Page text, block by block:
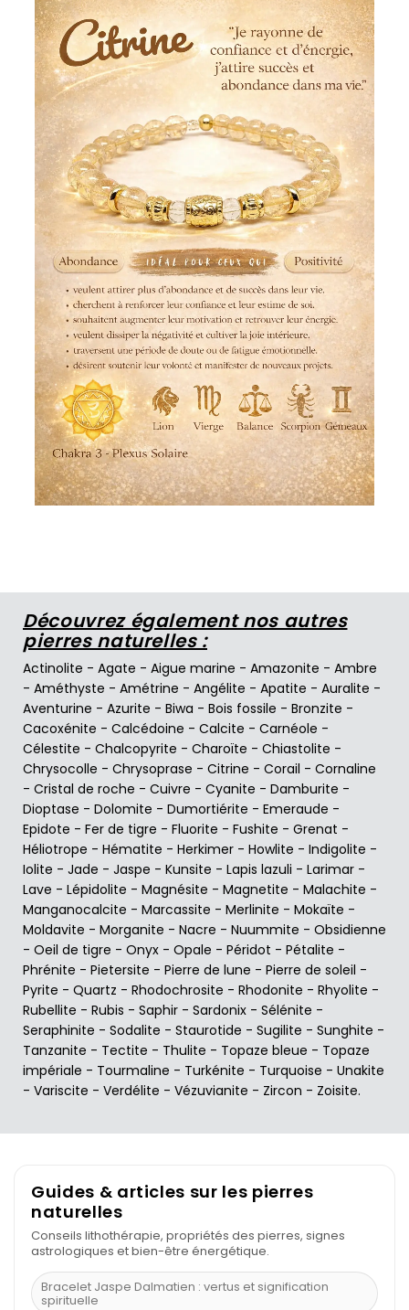
Découvrez également nos autres
pierres naturelles :
Actinolite - Agate - Aigue marine - Amazonite - Ambre
- Améthyste - Amétrine - Angélite - Apatite - Auralite -
Aventurine - Azurite - Biwa - Bois fossile - Bronzite -
Cacoxénite - Calcédoine - Calcite - Carnéole -
Célestite - Chalcopyrite - Charoïte - Chiastolite -
Chrysocolle - Chrysoprase - Citrine - Corail - Cornaline
- Cristal de roche - Cuivre - Cyanite - Damburite -
Dioptase - Dolomite - Dumortiérite - Emeraude -
Epidote - Fer de tigre - Fluorite - Fushite - Grenat -
Héliotrope - Hématite - Herkimer - Howlite - Indigolite -
Iolite - Jade - Jaspe - Kunsite - Lapis lazuli - Larimar -
Lave - Lépidolite - Magnésite - Magnetite - Malachite -
Manganocalcite - Marcassite - Merlinite - Mokaïte -
Moldavite - Morganite - Nacre - Nuummite - Obsidienne
- Oeil de tigre - Onyx - Opale - Péridot - Pétalite -
Phrénite - Pietersite - Pierre de lune - Pierre de soleil -
Pyrite - Quartz - Rhodochrosite - Rhodonite - Rhyolite -
Rubellite - Rubis - Saphir - Sardonix - Sélénite -
Seraphinite - Sodalite - Staurotide - Sugilite - Sunghite -
Tanzanite - Tectite - Thulite - Topaze bleue - Topaze
impériale - Tourmaline - Turkénite - Turquoise - Unakite
- Variscite - Verdélite - Vézuvianite - Zircon - Zoisite.
Guides & articles sur les pierres
naturelles
Conseils lithothérapie, propriétés des pierres, signes
astrologiques et bien-être énergétique.
Bracelet Jaspe Dalmatien : vertus et signification
spirituelle